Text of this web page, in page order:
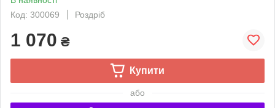
Код: 300069
Роздріб
1 070 ₴
Купити
або